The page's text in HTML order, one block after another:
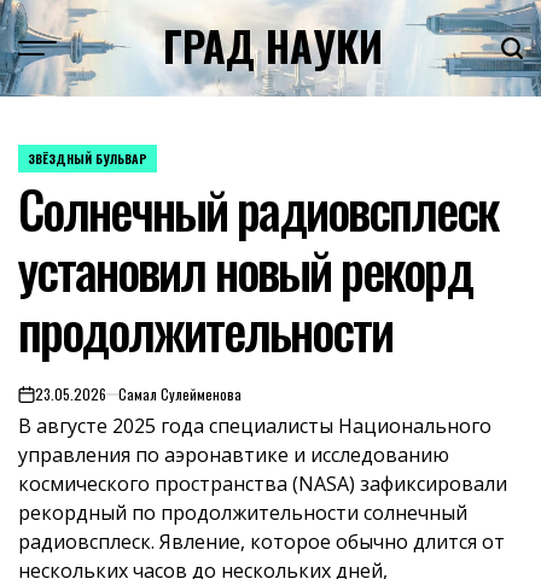
Skip
to
content
ГРАД НАУКИ
POSTED
ЗВЁЗДНЫЙ БУЛЬВАР
Солнечный радиовсплеск
установил новый рекорд
продолжительности
on23.05.2026 Самал Сулейменова
В августе 2025 года специалисты Национального
управления по аэронавтике и исследованию
космического пространства (NASA) зафиксировали
рекордный по продолжительности солнечный
радиовсплеск. Явление, которое обычно длится от
нескольких часов до нескольких дней,